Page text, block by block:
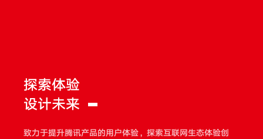
探索体验
设计未来
致力于提升腾讯产品的用户体验，探索互联网生态体验创